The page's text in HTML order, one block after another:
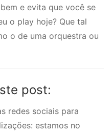
e evita que você se
o play hoje? Que tal
o de uma orquestra ou
post:
redes sociais para
estamos no